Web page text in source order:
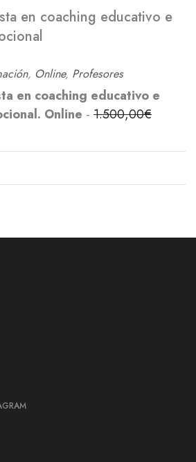
en coaching educativo e
, Online, Profesores
en coaching educativo e
Online - 1.500,00€